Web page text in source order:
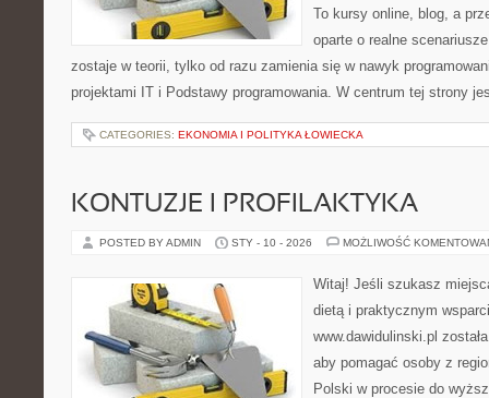
To kursy online, blog, a
oparte o realne
zostaje w teorii, tylko od razu zamienia się w nawyk
projektami IT i Podstawy programowania. W centrum tej strony
CATEGORIES: EKONOMIA I POLITYKA ŁOWIECKA
KONTUZJE I PROFILAKTYKA
POSTED BY ADMIN STY - 10 - 2026 MOŻLIWOŚĆ
Witaj! Jeśli szukasz
dietą i praktycznym
www.dawidulinski.pl
aby pomagać osoby z
Polski w procesie do